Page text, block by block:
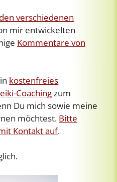
verschiedenen
mir entwickelten
Kommentare von
kostenfreies
Coachingzum
Du mich sowie meine
möchtest. Bitte
Kontakt auf.